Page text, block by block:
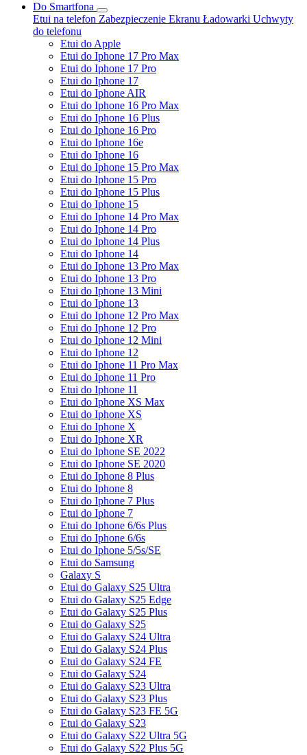
Do Smartfona
Etui na telefon Zabezpieczenie Ekranu Ładowarki Uchwyty
do telefonu
Etui do Apple
Etui do Iphone 17 Pro Max
Etui do Iphone 17 Pro
Etui do Iphone 17
Etui do Iphone AIR
Etui do Iphone 16 Pro Max
Etui do Iphone 16 Plus
Etui do Iphone 16 Pro
Etui do Iphone 16e
Etui do Iphone 16
Etui do Iphone 15 Pro Max
Etui do Iphone 15 Pro
Etui do Iphone 15 Plus
Etui do Iphone 15
Etui do Iphone 14 Pro Max
Etui do Iphone 14 Pro
Etui do Iphone 14 Plus
Etui do Iphone 14
Etui do Iphone 13 Pro Max
Etui do Iphone 13 Pro
Etui do Iphone 13 Mini
Etui do Iphone 13
Etui do Iphone 12 Pro Max
Etui do Iphone 12 Pro
Etui do Iphone 12 Mini
Etui do Iphone 12
Etui do Iphone 11 Pro Max
Etui do Iphone 11 Pro
Etui do Iphone 11
Etui do Iphone XS Max
Etui do Iphone XS
Etui do Iphone X
Etui do Iphone XR
Etui do Iphone SE 2022
Etui do Iphone SE 2020
Etui do Iphone 8 Plus
Etui do Iphone 8
Etui do Iphone 7 Plus
Etui do Iphone 7
Etui do Iphone 6/6s Plus
Etui do Iphone 6/6s
Etui do Iphone 5/5s/SE
Etui do Samsung
Galaxy S
Etui do Galaxy S25 Ultra
Etui do Galaxy S25 Edge
Etui do Galaxy S25 Plus
Etui do Galaxy S25
Etui do Galaxy S24 Ultra
Etui do Galaxy S24 Plus
Etui do Galaxy S24 FE
Etui do Galaxy S24
Etui do Galaxy S23 Ultra
Etui do Galaxy S23 Plus
Etui do Galaxy S23 FE 5G
Etui do Galaxy S23
Etui do Galaxy S22 Ultra 5G
Etui do Galaxy S22 Plus 5G